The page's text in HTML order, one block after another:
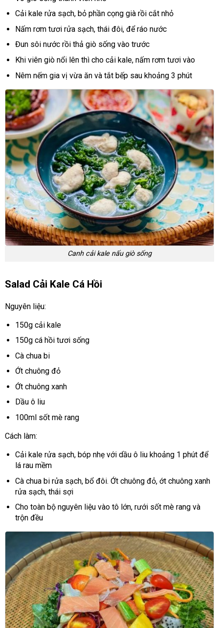
Cải kale rửa sạch, bỏ phần cọng già rồi cắt nhỏ
Nấm rơm tươi rửa sạch, thái đôi, để ráo nước
Đun sôi nước rồi thả giò sống vào trước
Khi viên giò nổi lên thì cho cải kale, nấm rơm tươi vào
Nêm nếm gia vị vừa ăn và tắt bếp sau khoảng 3 phút
Canh cải kale nấu giò sống
Salad Cải Kale Cá Hồi
Nguyên liệu:
150g cải kale
150g cá hồi tươi sống
Cà chua bi
Ớt chuông đỏ
Ớt chuông xanh
Dầu ô liu
100ml sốt mè rang
Cách làm:
Cải kale rửa sạch, bóp nhẹ với dầu ô liu khoảng 1 phút để
lá rau mềm
Cà chua bi rửa sạch, bổ đôi. Ớt chuông đỏ, ớt chuông xanh
rửa sạch, thái sợi
Cho toàn bộ nguyên liệu vào tô lớn, rưới sốt mè rang và
trộn đều